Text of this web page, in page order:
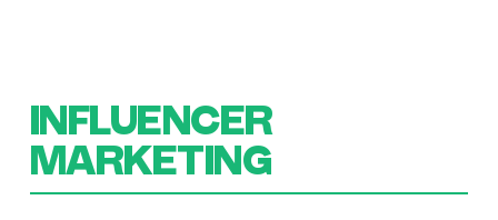
INFLUENCER
MARKETING